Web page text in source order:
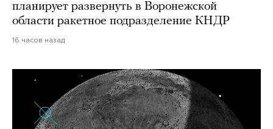
планирует развернуть в Воронежской
области ракетное подразделение КНДР
16 часов назад